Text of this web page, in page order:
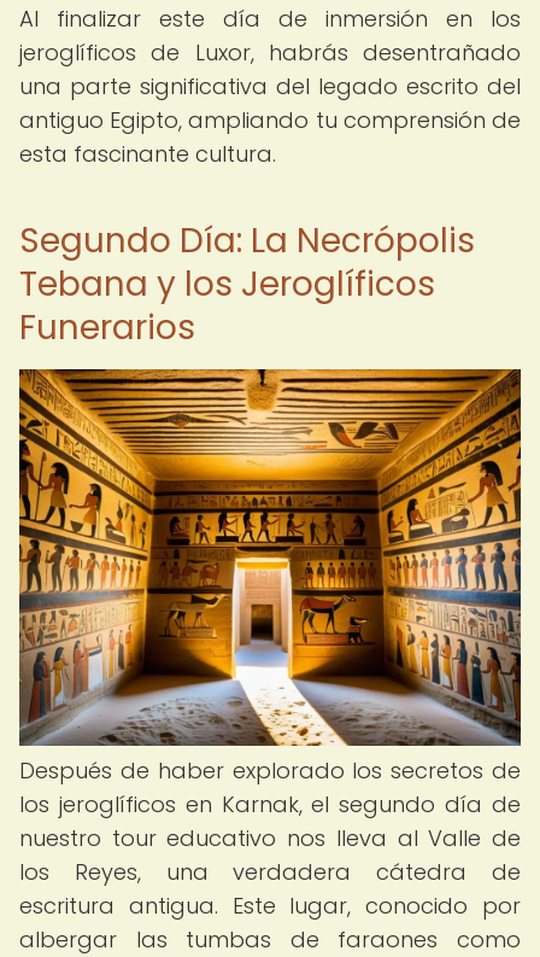
Al finalizar este día de inmersión en los
jeroglíficos de Luxor, habrás desentrañado
una parte significativa del legado escrito del
antiguo Egipto, ampliando tu comprensión de
esta fascinante cultura.
Segundo Día: La Necrópolis
Tebana y los Jeroglíficos
Funerarios
Después de haber explorado los secretos de
los jeroglíficos en Karnak, el segundo día de
nuestro tour educativo nos lleva al Valle de
los Reyes, una verdadera cátedra de
escritura antigua. Este lugar, conocido por
albergar las tumbas de faraones como